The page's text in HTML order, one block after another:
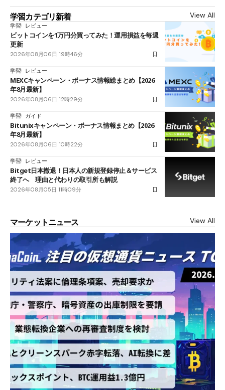
学習カテゴリ新着 View All
学習 レビュー
ビットコインを1万円分買ってみた！運用損益を毎週
更新
2026年08月06日 19時46分
学習 レビュー
MEXCキャンペーン・ボーナス情報総まとめ【2026
年8月最新】
2026年08月06日 12時29分
学習 ガイド
Bitunixキャンペーン・ボーナス情報まとめ【2026
年8月最新】
2026年08月06日 10時22分
学習 レビュー
Bitget日本撤退！日本人の新規登録停止＆サービス
終了へ 理由と代わりの取引所も解説
2026年08月05日 11時09分
マーケットニュース View All